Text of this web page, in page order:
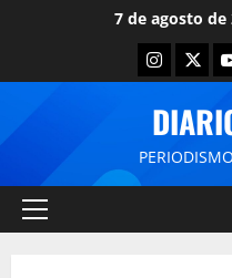
7 de agosto de